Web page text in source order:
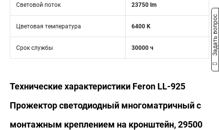
Световой поток 23750 lm
Цветовая температура 6400 K
Срок службы 30000 ч
Технические характеристики Feron LL-925
Прожектор светодиодный многоматричный с
монтажным креплением на кронштейн, 29500
Задать вопрос